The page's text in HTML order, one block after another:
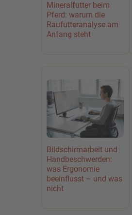
Mineralfutter beim
Pferd: warum die
Raufutteranalyse am
Anfang steht
Bildschirmarbeit und
Handbeschwerden:
was Ergonomie
beeinflusst – und was
nicht